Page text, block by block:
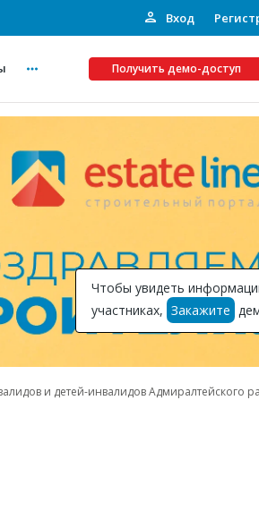
Вход
Получить демо-доступ
Платные услуги
Рекламодателям
Инвестпроекты
Подписка на Базу
Правила работы
и детей-инвалидов Адмиралтейского
Чтобы увидеть
участниках, Закажите